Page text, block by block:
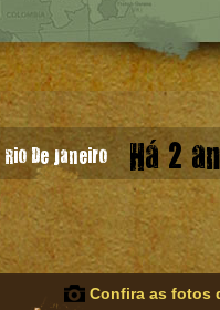
Rio De Janeiro Há 2
Confira as fotos